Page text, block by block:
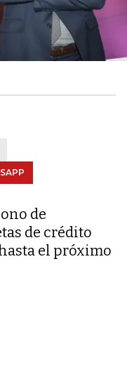
de
de crédito
el próximo